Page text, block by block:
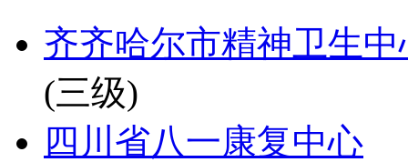
齐齐哈尔市精神卫生中
(三级)
四川省八一康复中心